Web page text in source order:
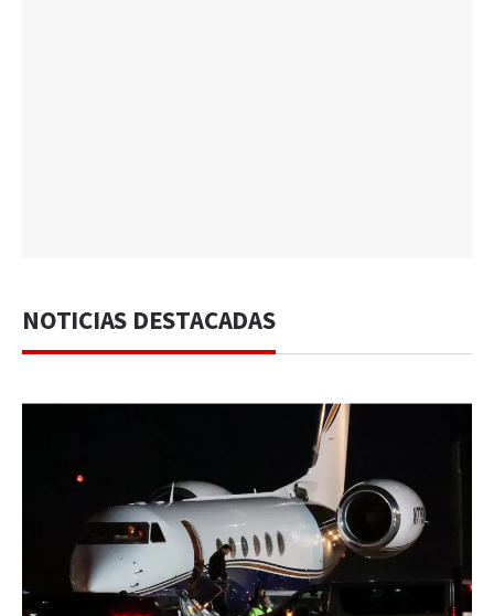
NOTICIAS DESTACADAS